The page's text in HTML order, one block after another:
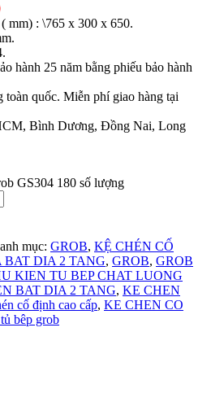
mm) : \765 x 300 x 650.
hành 25 năm bằng phiếu bảo hành
toàn quốc. Miễn phí giao hàng tại
Bình Dương, Đồng Nai, Long
GS304 180 số lượng
mục: GROB, KỆ CHÉN CỐ
BAT DIA 2 TANG, GROB, GROB
KIEN TU BEP CHAT LUONG
BAT DIA 2 TANG, KE CHEN
cố định cao cấp, KE CHEN CO
bêp grob